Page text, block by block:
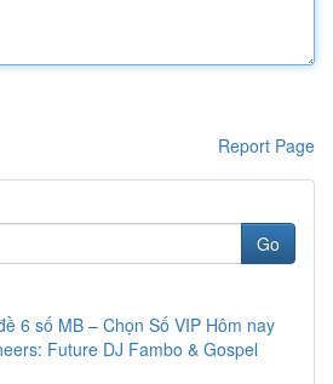
Report Page
Go
6 số MB – Chọn Số VIP Hôm nay
Future DJ Fambo & Gospel